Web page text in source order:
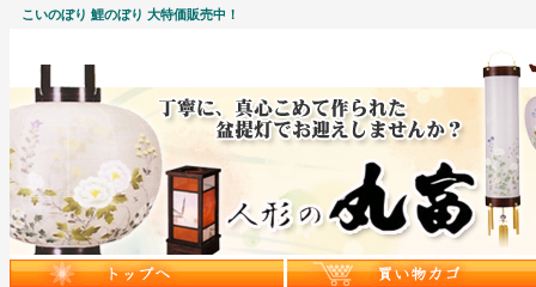
こいのぼり 鯉のぼり 大特価販売中！